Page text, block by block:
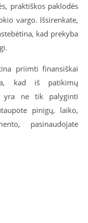
praktiškos paklodės
vargo. Išsirenkate,
kad prekyba
priimti finansiškai
kad iš patikimų
yra ne tik palyginti
pinigų, laiko,
pasinaudojate